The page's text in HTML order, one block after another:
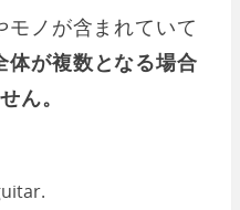
ノが含まれていて
体が複数となる場合
ん。